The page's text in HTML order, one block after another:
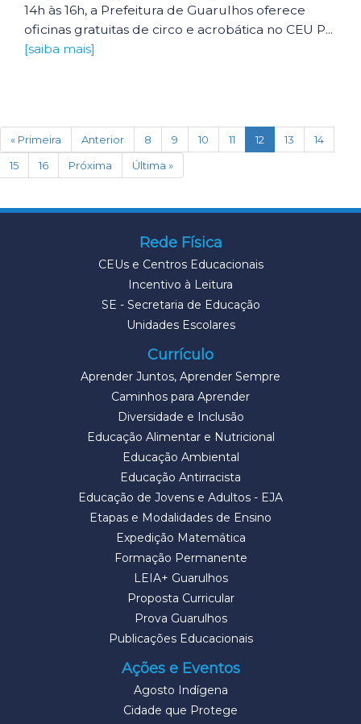
14h às 16h, a Prefeitura de Guarulhos oferece
oficinas gratuitas de circo e acrobática no CEU P...
[saiba mais]
« Primeira Anterior 8 9 10 11 12 (current)
13
14
15
16 Próxima Última »
Rede Física
CEUs e Centros Educacionais
Incentivo à Leitura
SE - Secretaria de Educação
Unidades Escolares
Currículo
Aprender Juntos, Aprender Sempre
Caminhos para Aprender
Diversidade e Inclusão
Educação Alimentar e Nutricional
Educação Ambiental
Educação Antirracista
Educação de Jovens e Adultos - EJA
Etapas e Modalidades de Ensino
Expedição Matemática
Formação Permanente
LEIA+ Guarulhos
Proposta Curricular
Prova Guarulhos
Publicações Educacionais
Ações e Eventos
Agosto Indígena
Cidade que Protege